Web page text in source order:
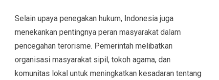
Selain upaya penegakan hukum, Indonesia juga
menekankan pentingnya peran masyarakat dalam
pencegahan terorisme. Pemerintah melibatkan
organisasi masyarakat sipil, tokoh agama, dan
komunitas lokal untuk meningkatkan kesadaran tentang